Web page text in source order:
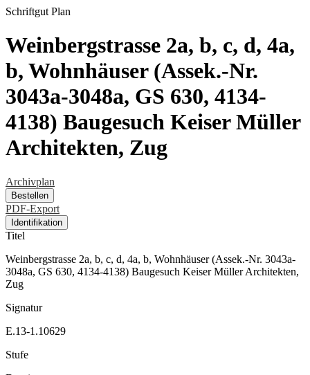
Schriftgut Plan
Weinbergstrasse 2a, b, c, d, 4a,
b, Wohnhäuser (Assek.-Nr.
3043a-3048a, GS 630, 4134-
4138) Baugesuch Keiser Müller
Architekten, Zug
Archivplan
Bestellen
PDF-Export
Identifikation
Titel
Weinbergstrasse 2a, b, c, d, 4a, b, Wohnhäuser (Assek.-Nr. 3043a-
3048a, GS 630, 4134-4138) Baugesuch Keiser Müller Architekten,
Zug
Signatur
E.13-1.10629
Stufe